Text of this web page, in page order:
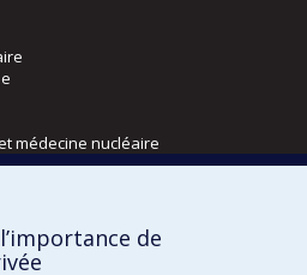
médecine nucléaire
l’activité physique
de